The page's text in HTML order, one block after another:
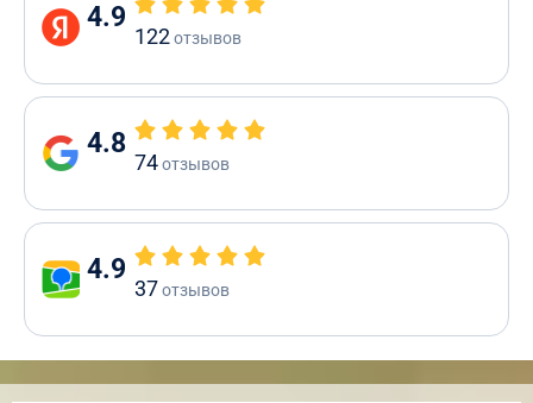
4.9
122отзывов
4.8
74отзывов
4.9
37отзывов